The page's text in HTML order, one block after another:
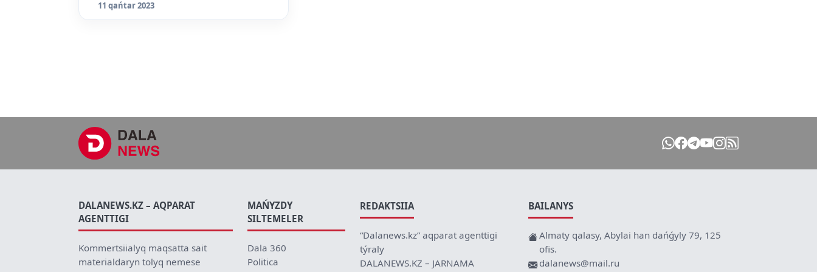
11 qańtar 2023
DALANEWS.KZ – AQPARAT
AGENTTIGI
Kommertsiialyq maqsatta sait
materialdaryn tolyq nemese
MAŃYZDY
SILTEMELER
Dala 360
Politica
REDAKTSIIA
“Dalanews.kz” aqparat agenttigi
týraly
DALANEWS.KZ – JARNAMA
BAILANYS
Almaty qalasy, Abylai han dańǵyly 79, 125
ofis.
dalanews@mail.ru